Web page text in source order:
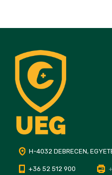
H-4032 DEBRECEN,
+36 52 512 900